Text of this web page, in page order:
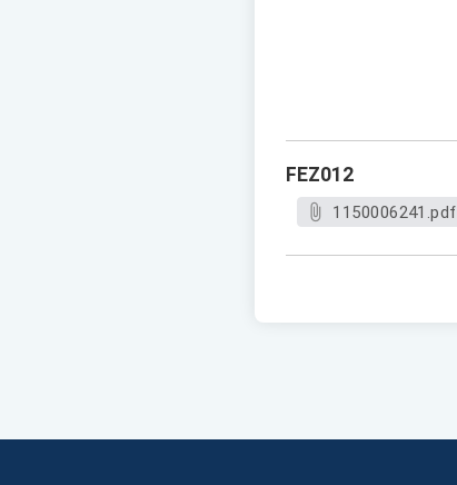
FEZ012
1150006241.pdf